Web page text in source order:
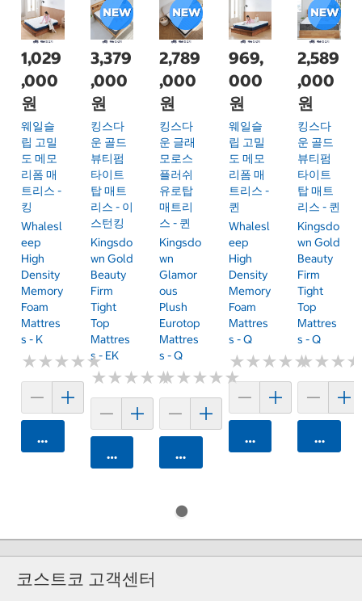
1,029
,000
원
웨일슬
립 고밀
도 메모
리폼 매
트리스 -
킹
Whalesl
Eep
High
Density
Memory
Foam
Mattres
S - K
★★★★★
★★★★★
카트에 담기
3,379
,000
원
킹스다
운 골드
뷰티펌
타이트
탑 매트
리스 - 이
스턴킹
Kingsdo
Wn Gold
Beauty
Firm
Tight
Top
Mattres
S - EK
★★★★★
★★★★★
카트에 담기
2,789
,000
원
킹스다
운 글래
모로스
플러쉬
유로탑
매트리
스 - 퀸
Kingsdo
Wn
Glamor
Ous
Plush
Eurotop
Mattres
S - Q
★★★★★
★★★★★
카트에 담기
969,
000
원
웨일슬
립 고밀
도 메모
리폼 매
트리스 -
퀸
Whalesl
Eep
High
Density
Memory
Foam
Mattres
S - Q
★★★★★
★★★★★
카트에 담기
2,589
,000
원
킹스다
운 골드
뷰티펌
타이트
탑 매트
리스 - 퀸
Kingsdo
Wn Gold
Beauty
Firm
Tight
Top
Mattres
S - Q
★★★
★★★
카트에
코스트코 고객센터